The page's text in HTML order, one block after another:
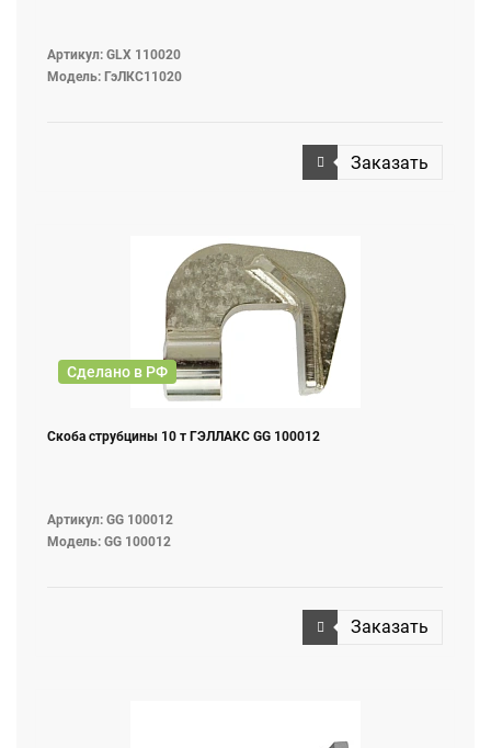
Артикул: GLX 110020
Модель: ГэЛКС11020
Заказать
Сделано в РФ
Скоба струбцины 10 т ГЭЛЛАКС GG 100012
Артикул: GG 100012
Модель: GG 100012
Заказать